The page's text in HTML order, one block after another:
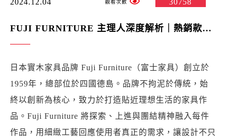
2024.12.04 30758
FUJI FURNITURE 主理人深度解析｜熱銷款《紐約印象》
日本實木家具品牌 Fuji Furniture（富士家具）創立於
1959年，總部位於四國德島。品牌不拘泥於傳統，始
終以創新為核心，致力於打造貼近理想生活的家具作
品。Fuji Furniture 將探索、上進與團結精神融入每件
作品，用細緻工藝回應使用者真正的需求，讓設計不只